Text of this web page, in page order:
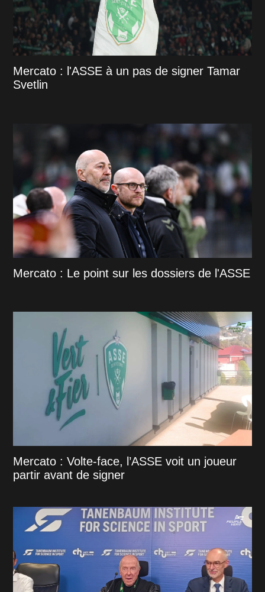
Mercato : l'ASSE à un pas de signer Tamar
Svetlin
Mercato : Le point sur les dossiers de l'ASSE
Mercato : Volte-face, l’ASSE voit un joueur
partir avant de signer